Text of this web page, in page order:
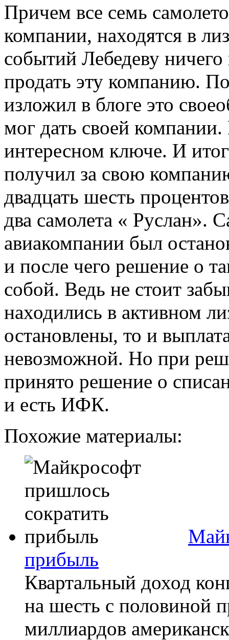
Причем все семь
компании, находятся в
событий Лебедеву ничего
продать эту компанию.
изложил в блоге это
мог дать своей
интересном ключе. И
получил за свою
двадцать шесть
два самолета « Руслан».
авиакомпании был
и после чего решение о
собой. Ведь не стоит
находились в активном
остановлены, то и
невозможной. Но при
принято решение о
и есть ИФК.
Похожие материалы:
прибыль
Квартальный доход
на шесть с половиной
миллиардов